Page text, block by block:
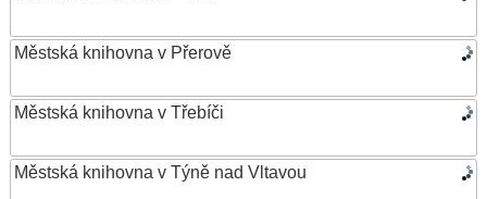
Městská knihovna v Přerově
Městská knihovna v Třebíči
Městská knihovna v Týně nad Vltavou